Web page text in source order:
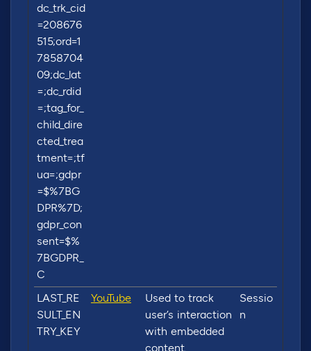
dc_trk_cid
=208676
515;ord=1
7858704
09;dc_lat
=;dc_rdid
=;tag_for_
child_dire
cted_trea
tment=;tf
ua=;gdpr
=$%7BG
DPR%7D;
gdpr_con
sent=$%
7BGDPR_
C
LAST_RE
SULT_EN
TRY_KEY
YouTube
Used to track
user’s interaction
with embedded
content.
Sessio
n